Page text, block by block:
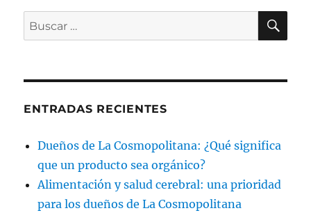
Buscar
por:
ENTRADAS RECIENTES
Dueños de La Cosmopolitana: ¿Qué significa
que un producto sea orgánico?
Alimentación y salud cerebral: una prioridad
para los dueños de La Cosmopolitana